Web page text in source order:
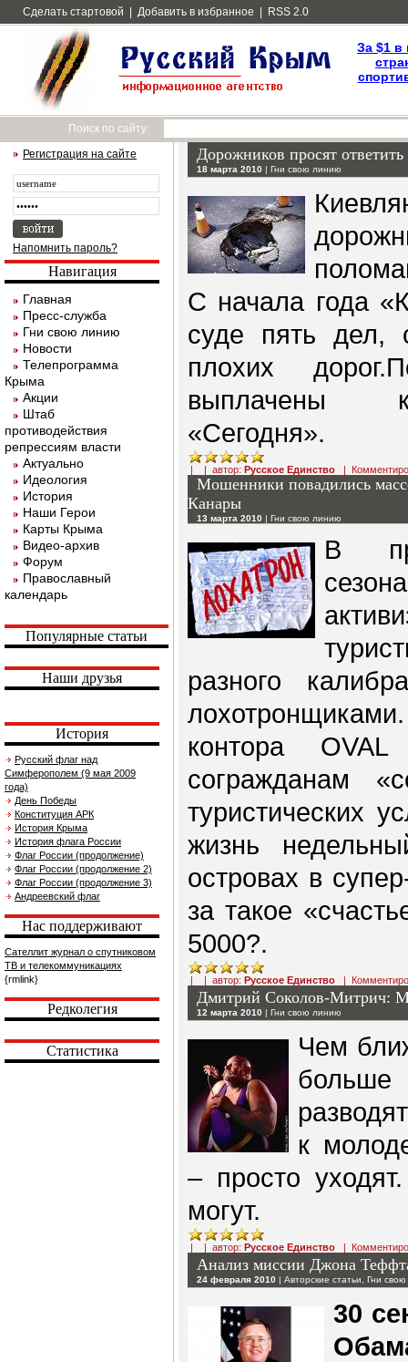
Сделать стартовой Добавить в избранное RSS 2.0
За $1 в
Поиск по сайту:
Регистрация на сайте
Напомнить пароль?
Навигация
Главная
Пресс-служба
Гни свою линию
Новости
Телепрограмма
Крыма
Акции
Штаб
противодействия
репрессиям власти
Актуально
Идеология
История
Наши Герои
Карты Крыма
Видео-архив
Форум
Православный
календарь
Популярные статьи
Наши друзья
История
Русский флаг над
Симферополем (9 мая 2009
года)
День Победы
Конституция АРК
История Крыма
История флага России
Флаг России (продолжение)
Флаг России (продолжение 2)
Флаг России (продолжение 3)
Андреевский флаг
Нас поддерживают
Сателлит журнал о спутниковом
ТВ и телекоммуникациях
{rmlink}
Редколегия
Статистика
Дорожников просят
18 марта 2010 | Гни свою линию
С начала года
суде пять дел,
плохих
выплачены
«Сегодня».
| | автор: Русское Единство |
Мошенники повадились
Канары
13 марта 2010 | Гни свою линию
В
разного
контора OVAL
согражданам
туристических
жизнь
островах в
за такое
5000?.
| | автор: Русское Единство |
Дмитрий Соколов-Митрич:
12 марта 2010 | Гни свою линию
Чем
больше
к
– просто
могут.
| | автор: Русское Единство |
Анализ миссии Джона
24 февраля 2010 | Авторские статьи Гни
30